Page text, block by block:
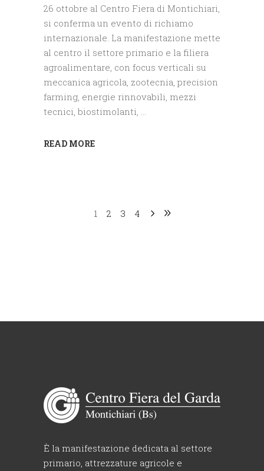
26 ottobre al Centro Fiera di Montichiari,
si conferma un evento di richiamo
internazionale. La manifestazione mette
al centro il settore primario e la filiera
agroalimentare, con focus verticali su
meccanica agricola, zootecnia, precision
farming, energie rinnovabili, mezzi
tecnici, biostimolanti,
READ MORE
1 2 3 4
È la manifestazione dedicata al settore
primario, attrezzature agricole e